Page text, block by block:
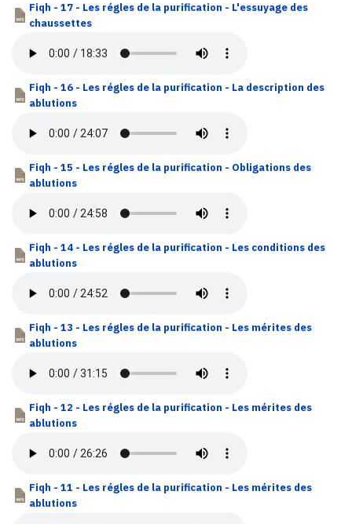
Fiqh - 17 - Les régles de la purification - L'essuyage des
chaussettes
Fiqh - 16 - Les régles de la purification - La description des
ablutions
Fiqh - 15 - Les régles de la purification - Obligations des
ablutions
Fiqh - 14 - Les régles de la purification - Les conditions des
ablutions
Fiqh - 13 - Les régles de la purification - Les mérites des
ablutions
Fiqh - 12 - Les régles de la purification - Les mérites des
ablutions
Fiqh - 11 - Les régles de la purification - Les mérites des
ablutions